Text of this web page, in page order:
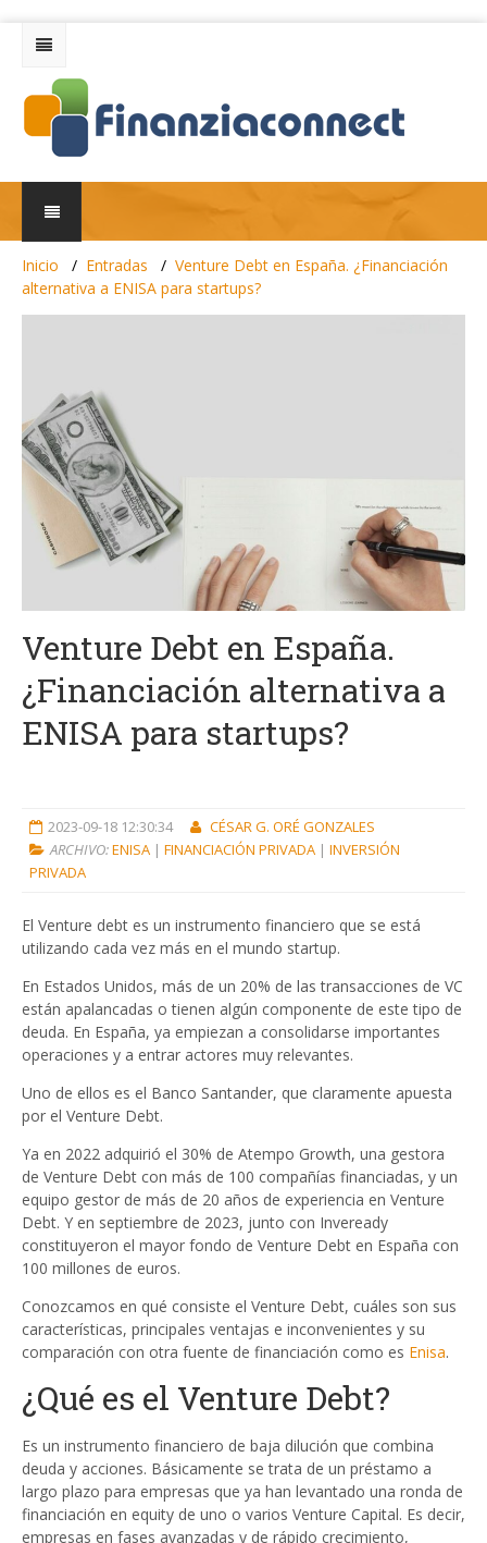
Inicio Entradas
Venture Debt en España. ¿Financiación
alternativa a ENISA para startups?
Venture Debt en España.
¿Financiación alternativa a
ENISA para startups?
2023-09-18 12:30:34
CÉSAR G. ORÉ GONZALES
ARCHIVO:ENISA | FINANCIACIÓN PRIVADA | INVERSIÓN
PRIVADA
El Venture debt es un instrumento financiero que se está
utilizando cada vez más en el mundo startup.
En Estados Unidos, más de un 20% de las transacciones de VC
están apalancadas o tienen algún componente de este tipo de
deuda. En España, ya empiezan a consolidarse importantes
operaciones y a entrar actores muy relevantes.
Uno de ellos es el Banco Santander, que claramente apuesta
por el Venture Debt.
Ya en 2022 adquirió el 30% de Atempo Growth, una gestora
de Venture Debt con más de 100 compañías financiadas, y un
equipo gestor de más de 20 años de experiencia en Venture
Debt. Y en septiembre de 2023, junto con Inveready
constituyeron el mayor fondo de Venture Debt en España con
100 millones de euros.
Conozcamos en qué consiste el Venture Debt, cuáles son sus
características, principales ventajas e inconvenientes y su
comparación con otra fuente de financiación como es Enisa.
¿Qué es el Venture Debt?
Es un instrumento financiero de baja dilución que combina
deuda y acciones. Básicamente se trata de un préstamo a
largo plazo para empresas que ya han levantado una ronda de
financiación en equity de uno o varios Venture Capital. Es decir,
empresas en fases avanzadas y de rápido crecimiento,